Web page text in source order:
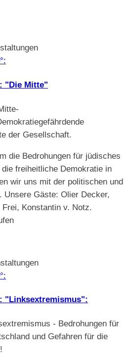
"Die Mitte"
der Gesellschaft.
die Bedrohungen für jüdisches
freiheitliche Demokratie in
wir uns mit der politischen und
Unsere Gäste: Olier Decker,
Konstantin v. Notz.
"Linksextremismus":
- Bedrohungen für
und Gefahren für die